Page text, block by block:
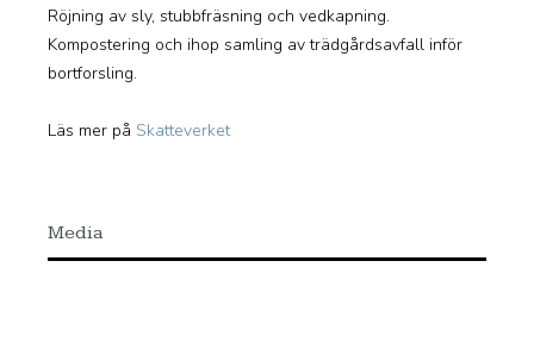
Röjning av sly, stubbfräsning och vedkapning.
Kompostering och ihop samling av trädgårdsavfall inför
bortforsling.
Läs mer på Skatteverket
Media